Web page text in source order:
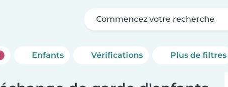
Commencez votre recherche
Enfants Vérifications Plus de filtres